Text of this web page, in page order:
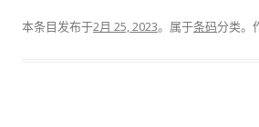
本条目发布于2月 25, 2023。属于条码分类。